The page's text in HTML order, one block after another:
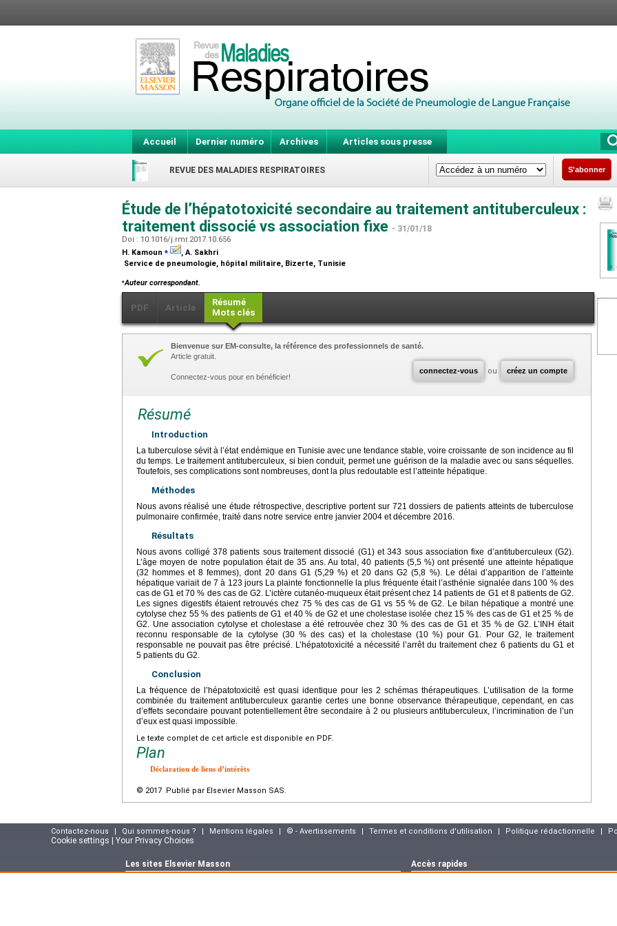
Accueil Dernier numéro Archives Articles sous presse
REVUE DES MALADIES RESPIRATOIRES S'abonner
Étude de l’hépatotoxicité secondaire au traitement antituberculeux :
traitement dissocié vs association fixe - 31/01/18
Doi : 10.1016/j.rmr.2017.10.656
H. Kamoun ⁎
, A. Sakhri
Service de pneumologie, hôpital militaire, Bizerte, Tunisie
⁎Auteur correspondant.
PDF Article
Résumé
Mots clés
connectez-vous ou créez un compte
Bienvenue sur EM-consulte, la référence des professionnels de santé.
Article gratuit.
Connectez-vous pour en bénéficier!
Résumé
Introduction
La tuberculose sévit à l’état endémique en Tunisie avec une tendance stable, voire croissante de son incidence au fil
du temps. Le traitement antituberculeux, si bien conduit, permet une guérison de la maladie avec ou sans séquelles.
Toutefois, ses complications sont nombreuses, dont la plus redoutable est l’atteinte hépatique.
Méthodes
Nous avons réalisé une étude rétrospective, descriptive portent sur 721 dossiers de patients atteints de tuberculose
pulmonaire confirmée, traité dans notre service entre janvier 2004 et décembre 2016.
Résultats
Nous avons colligé 378 patients sous traitement dissocié (G1) et 343 sous association fixe d’antituberculeux (G2).
L’âge moyen de notre population était de 35 ans. Au total, 40 patients (5,5 %) ont présenté une atteinte hépatique
(32 hommes et 8 femmes), dont 20 dans G1 (5,29 %) et 20 dans G2 (5,8 %). Le délai d’apparition de l’atteinte
hépatique variait de 7 à 123 jours La plainte fonctionnelle la plus fréquente était l’asthénie signalée dans 100 % des
cas de G1 et 70 % des cas de G2. L’ictère cutanéo-muqueux était présent chez 14 patients de G1 et 8 patients de G2.
Les signes digestifs étaient retrouvés chez 75 % des cas de G1 vs 55 % de G2. Le bilan hépatique a montré une
cytolyse chez 55 % des patients de G1 et 40 % de G2 et une cholestase isolée chez 15 % des cas de G1 et 25 % de
G2. Une association cytolyse et cholestase a été retrouvée chez 30 % des cas de G1 et 35 % de G2. L’INH était
reconnu responsable de la cytolyse (30 % des cas) et la cholestase (10 %) pour G1. Pour G2, le traitement
responsable ne pouvait pas être précisé. L’hépatotoxicité a nécessité l’arrêt du traitement chez 6 patients du G1 et
5 patients du G2.
Conclusion
La fréquence de l’hépatotoxicité est quasi identique pour les 2 schémas thérapeutiques. L’utilisation de la forme
combinée du traitement antituberculeux garantie certes une bonne observance thérapeutique, cependant, en cas
d’effets secondaire pouvant potentiellement être secondaire à 2 ou plusieurs antituberculeux, l’incrimination de l’un
d’eux est quasi impossible.
Le texte complet de cet article est disponible en PDF.
Plan
Déclaration de liens d’intérêts
© 2017 Publié par Elsevier Masson SAS.
Contactez-nous Qui sommes-nous ? Mentions légales © - Avertissements Termes et conditions d'utilisation Politique rédactionnelle
Cookie settings | Your Privacy Choices
Les sites Elsevier Masson Accès rapides